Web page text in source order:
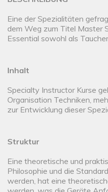
Eine der Spezialitäten
dem Weg zum Titel Master
Essential sowohl als
Inhalt
Specialty Instructor Kurse
Organisation Techniken,
zur Entwicklung dieser
Struktur
Eine theoretische und
Philosophie und die
werden, hat eine